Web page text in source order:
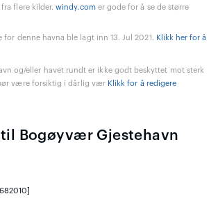
fra flere kilder.windy.comer gode for å se de større
for denne havna ble lagt inn 13. Jul 2021. Klikk her for å
og/eller havet rundt er ikke godt beskyttet mot sterk
være forsiktig i dårlig vær Klikk for å redigere
til Bogøyvær Gjestehavn